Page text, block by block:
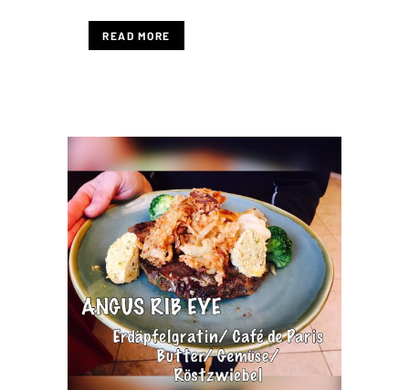
READ MORE